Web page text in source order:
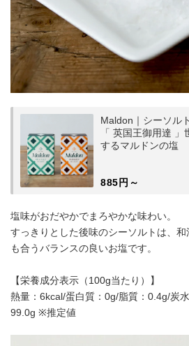
Maldon｜シーソル
「 英国王御用達
するマルドンの塩
885円～
塩味がおだやかでまろやかな味わい。
すっきりとした後味のシーソルトは、
も合うバランスの良いお塩です。
【栄養成分表示（100g当たり）】
熱量：6kcal/蛋白質：0g/脂質：0.4g/炭
99.0g ※推定値